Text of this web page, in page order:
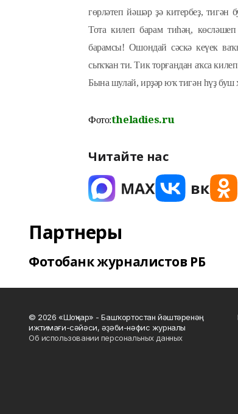
гөрләтеп йәшәр ҙә китербеҙ,
Тота килеп барам тиһәң,
барамсы! Ошондай сәскә кеүек
сыҡҡан ти. Тик торғандан аҡса
Бына шулай, ирҙәр юҡ тигән һүҙ буш
Фото:theladies.ru
Читайте нас
Партнеры
Фотобанк журналистов РБ
© 2026 «Шоңҡар» - Башҡортостан йәштәренәң
ижтимағи-сәйәси, әҙәби-нәфис журналы
Об использовании персональных данных